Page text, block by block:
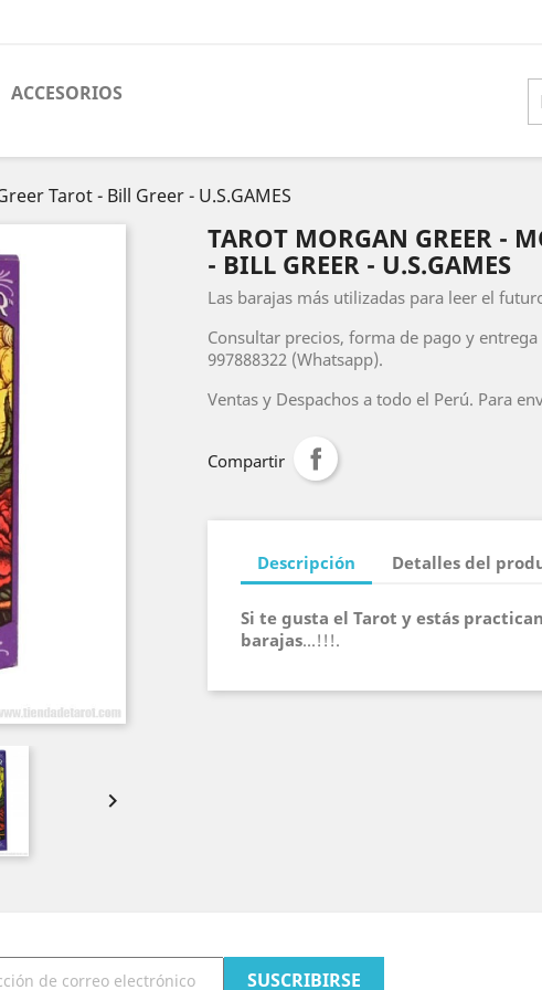
ACCESORIOS
Tarot - Bill Greer - U.S.GAMES

TAROT MORGAN GREER -
- BILL GREER - U.S.GAMES
Las barajas más utilizadas para leer el
Consultar precios, forma de pago y
997888322 (Whatsapp).
Ventas y Despachos a todo el Perú. Para
Compartir
Descripción Detalles del
Si te gusta el Tarot y estás
barajas...!!!.